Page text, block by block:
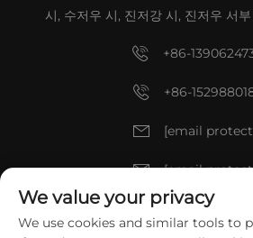
시, 수저우 시, 진저강 시, 진저우 서
+86-
+86-
[email
[email
저작권 © 2025 중국 ZHANGJIAGANG
We value your privacy
We use cookies and similar tools to